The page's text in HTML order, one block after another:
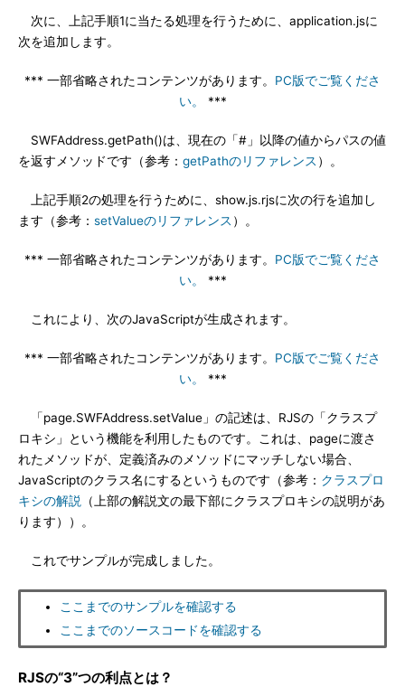
次に、上記手順1に当たる処理を行うために、application.jsに
次を追加します。
*** 一部省略されたコンテンツがあります。 PC版でご覧くださ
い。
***
SWFAddress.getPath()は、現在の「#」以降の値からパスの値
を返すメソッドです（参考： getPathのリファレンス ）。
上記手順2の処理を行うために、show.js.rjsに次の行を追加し
ます（参考： setValueのリファレンス ）。
*** 一部省略されたコンテンツがあります。 PC版でご覧くださ
い。
***
これにより、次のJavaScriptが生成されます。
*** 一部省略されたコンテンツがあります。 PC版でご覧くださ
い。
***
「page.SWFAddress.setValue」の記述は、RJSの「クラスプ
ロキシ」という機能を利用したものです。これは、pageに渡さ
れたメソッドが、定義済みのメソッドにマッチしない場合、
JavaScriptのクラス名にするというものです（参考： クラスプロ
キシの解説
（上部の解説文の最下部にクラスプロキシの説明があ
ります））。
これでサンプルが完成しました。
ここまでのサンプルを確認する
ここまでのソースコードを確認する
RJSの“3”つの利点とは？